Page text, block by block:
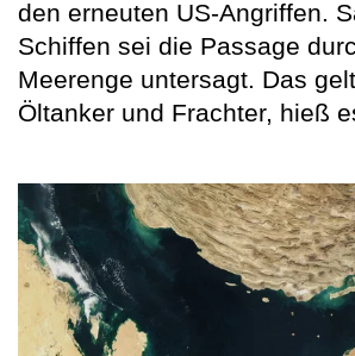
den erneuten US-Angriffen.
Schiffen sei die Passage
Meerenge untersagt. Das
Öltanker und Frachter, hieß